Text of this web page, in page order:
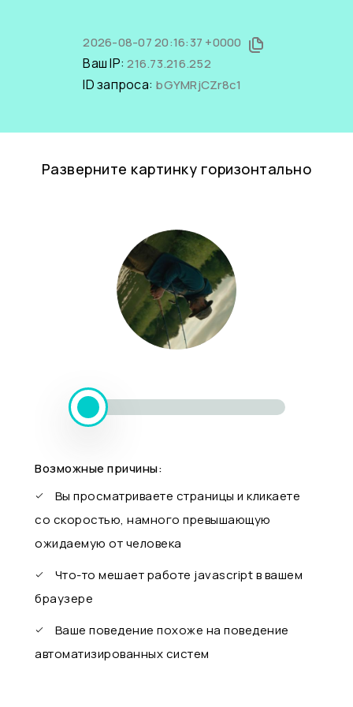
2026-08-07 20:16:37 +0000
Ваш IP:216.73.216.252
ID запроса: bGYMRjCZr8c1
Разверните картинку горизонтально
Возможные причины:
Вы просматриваете страницы и кликаете
со скоростью, намного превышающую
ожидаемую от человека
Что-то мешает работе javascript в вашем
браузере
Ваше поведение похоже на поведение
автоматизированных систем